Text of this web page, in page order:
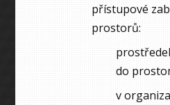
přístupové
prostorů:
do
v